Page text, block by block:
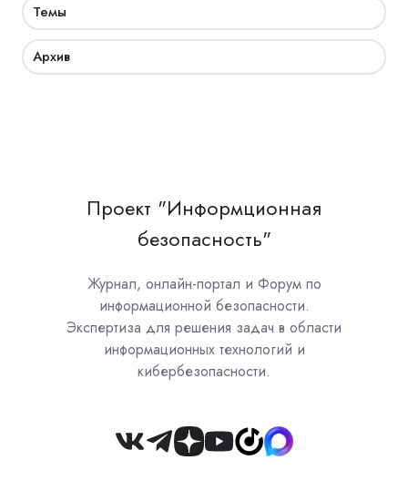
Темы
Архив
Проект "Информционная
безопасность"
Журнал, онлайн-портал и Форум по
информационной безопасности.
Экспертиза для решения задач в области
информационных технологий и
кибербезопасности.
Join